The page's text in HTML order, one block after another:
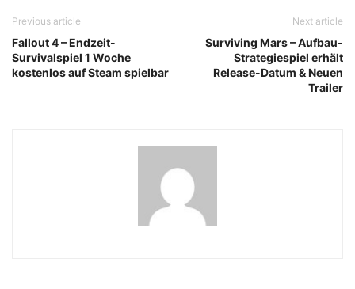
Previous article
Fallout 4 – Endzeit-
Survivalspiel 1 Woche
kostenlos auf Steam spielbar
Next article
Surviving Mars – Aufbau-
Strategiespiel erhält
Release-Datum & Neuen
Trailer